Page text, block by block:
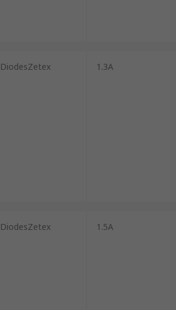
DiodesZetex 1.3A
DiodesZetex 1.5A